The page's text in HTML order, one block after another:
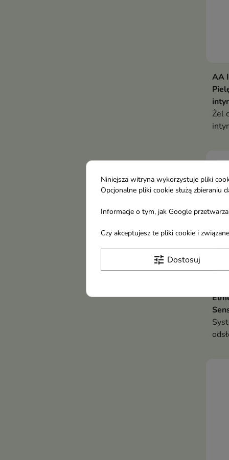
AA
Żel
Niniejsza witryna wykorzystuje pliki
Opcjonalne pliki cookie służą
Informacje o tym, jak Google
Czy akceptujesz te pliki cookie i
tune Dostosuj